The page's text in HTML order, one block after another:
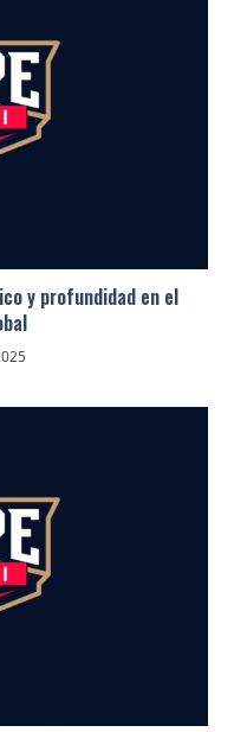
y profundidad en el